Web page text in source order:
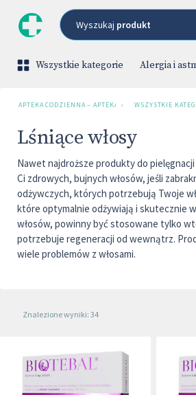
Wyszukaj produkt
Wszystkie kategorie Alergia i
APTEKA CODZIENNA – APTEKA INTERNETOWA
› WSZYSTKIE
Lśniące włosy
Nawet najdroższe produkty do
Ci zdrowych, bujnych włosów, jeśli
odżywczych, których potrzebują Twoje
które optymalnie odżywiają i skutecznie
włosów, powinny być stosowane tylko
potrzebuje regeneracji od wewnątrz.
wiele problemów z włosami.
Znalezione wyniki: 34